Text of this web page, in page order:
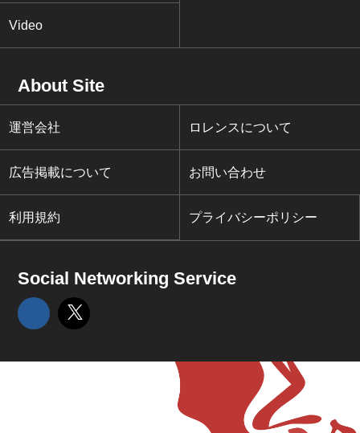
Video
About Site
運営会社 ロレンスについて
広告掲載について お問い合わせ
利用規約 プライバシーポリシー
Social Networking Service